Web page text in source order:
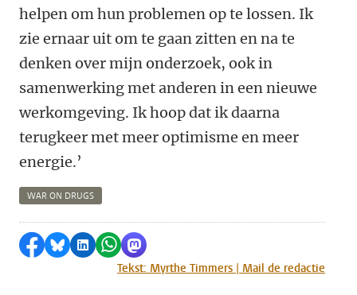
helpen om hun problemen op te lossen. Ik
zie ernaar uit om te gaan zitten en na te
denken over mijn onderzoek, ook in
samenwerking met anderen in een nieuwe
werkomgeving. Ik hoop dat ik daarna
terugkeer met meer optimisme en meer
energie.’
WAR ON DRUGS
Delen op Facebook
Delen via Bluesky
Delen op LinkedIn
Delen via WhatsApp
Delen via Mastodon
Tekst: Myrthe Timmers | Mail de redactie